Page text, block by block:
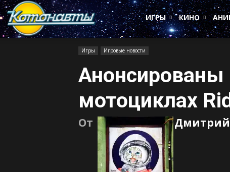
Котонавты
ИГРЫ
КИНО
Игры Игровые новости
Анонсированы
мотоциклах
От